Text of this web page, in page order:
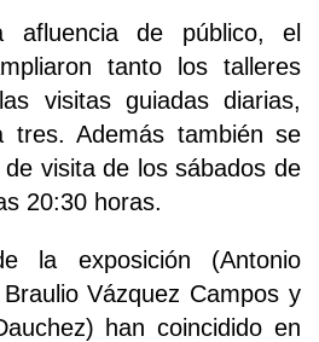
afluencia de público, el
tanto los talleres
visitas guiadas diarias,
tres. Además también se
visita de los sábados de
20:30 horas.
la exposición (Antonio
Vázquez Campos y
han coincidido en